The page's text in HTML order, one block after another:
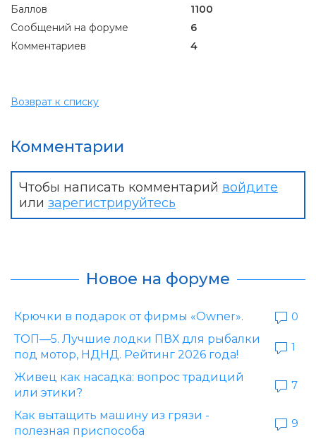
Баллов
1100
Сообщений на форуме
6
Комментариев
4
Возврат к списку
Комментарии
Чтобы написать комментарий войдите
или зарегистрируйтесь
Новое на форуме
Крючки в подарок от фирмы «Owner».
0
ТОП—5. Лучшие лодки ПВХ для рыбалки
под мотор, НДНД. Рейтинг 2026 года!
1
Живец как насадка: вопрос традиций
или этики?
7
Как вытащить машину из грязи -
полезная приспособа
9